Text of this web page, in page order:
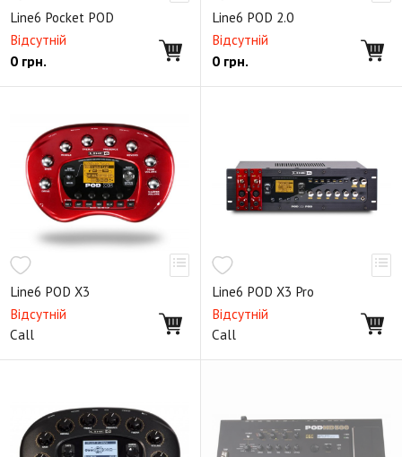
Line6 Pocket POD
Відсутній
0 грн.
Line6 POD 2.0
Відсутній
0 грн.
Line6 POD X3
Відсутній
Call
Line6 POD X3 Pro
Відсутній
Call